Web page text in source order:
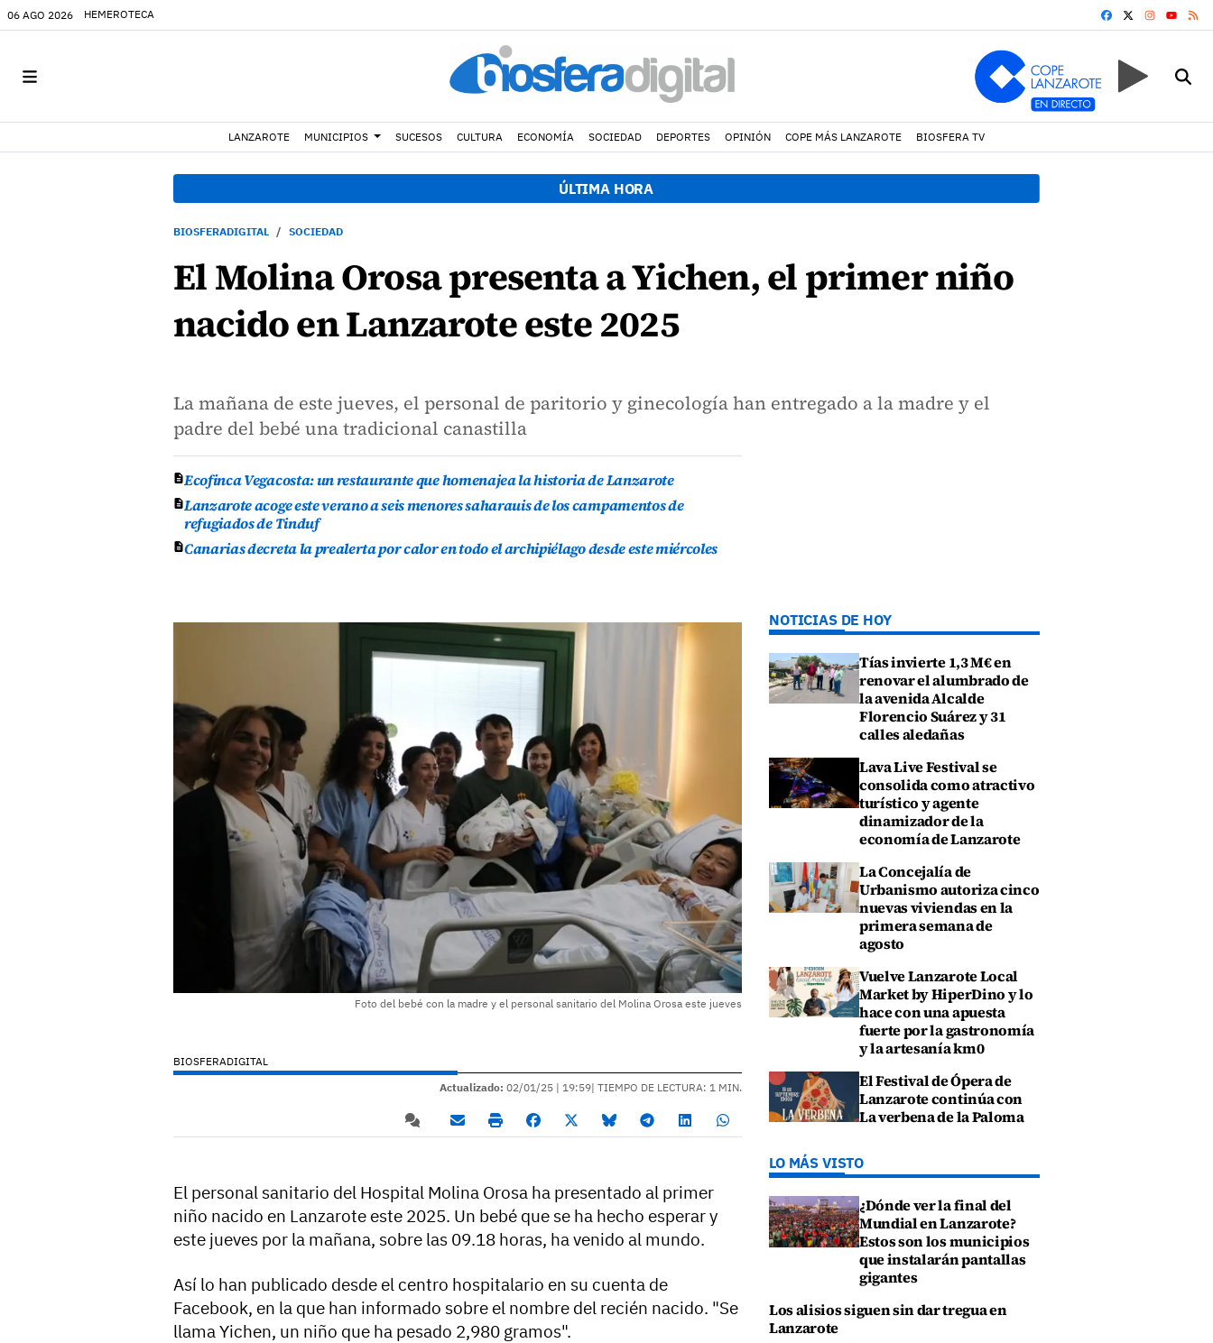
06 AGO 2026 HEMEROTECA FACEBOOK
YOUTUBE
LANZAROTE MUNICIPIOS SUCESOS CULTURA ECONOMÍA SOCIEDAD DEPORTES OPINIÓN COPE MÁS LANZAROTE BIOSFERA TV
ÚLTIMA HORA
BIOSFERADIGITAL SOCIEDAD
El Molina Orosa presenta a Yichen, el primer niño
nacido en Lanzarote este 2025
La mañana de este jueves, el personal de paritorio y ginecología han entregado a la madre y el
padre del bebé una tradicional canastilla
Ecofinca Vegacosta: un restaurante que homenajea la historia de Lanzarote
Lanzarote acoge este verano a seis menores saharauis de los campamentos de
refugiados de Tinduf
Canarias decreta la prealerta por calor en todo el archipiélago desde este miércoles
Foto del bebé con la madre y el personal sanitario del Molina Orosa este jueves
BIOSFERADIGITAL
Actualizado: 02/01/25 | 19:59| TIEMPO DE LECTURA: 1 MIN.
El personal sanitario del Hospital Molina Orosa ha presentado al primer
niño nacido en Lanzarote este 2025. Un bebé que se ha hecho esperar y
este jueves por la mañana, sobre las 09.18 horas, ha venido al mundo.
Así lo han publicado desde el centro hospitalario en su cuenta de
Facebook, en la que han informado sobre el nombre del recién nacido. "Se
llama Yichen, un niño que ha pesado 2,980 gramos".
NOTICIAS DE HOY
Tías invierte 1,3 M€ en
renovar el alumbrado de
la avenida Alcalde
Florencio Suárez y 31
calles aledañas
Lava Live Festival se
consolida como atractivo
turístico y agente
dinamizador de la
economía de Lanzarote
La Concejalía de
Urbanismo autoriza cinco
nuevas viviendas en la
primera semana de
agosto
Vuelve Lanzarote Local
Market by HiperDino y lo
hace con una apuesta
fuerte por la gastronomía
y la artesanía km0
El Festival de Ópera de
Lanzarote continúa con
La verbena de la Paloma
LO MÁS VISTO
¿Dónde ver la final del
Mundial en Lanzarote?
Estos son los municipios
que instalarán pantallas
gigantes
Los alisios siguen sin dar tregua en
Lanzarote